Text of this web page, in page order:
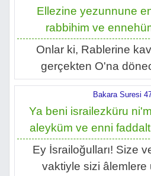
Ellezine yezunnune
rabbihim ve
Onlar ki, Rablerine
gerçekten O'na
Bakara Suresi
Ya beni israilezküru
aleyküm ve enni
Ey İsrailoğulları! Size
vaktiyle sizi âlemlere